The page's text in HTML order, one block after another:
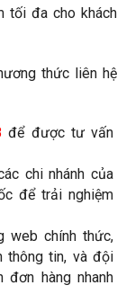
tối đa cho khách
thức liên hệ
để được tư vấn
chi nhánh của
để trải nghiệm
web chính thức,
thông tin, và đội
đơn hàng nhanh